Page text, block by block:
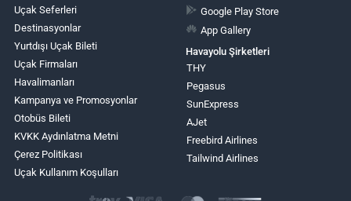
Uçak Seferleri
Destinasyonlar
Yurtdışı Uçak Bileti
Uçak Firmaları
Havalimanları
Kampanya ve Promosyonlar
Otobüs Bileti
KVKK Aydınlatma Metni
Çerez Politikası
Uçak Kullanım Koşulları
Google Play Store
App Gallery
Havayolu Şirketleri
THY
Pegasus
SunExpress
AJet
Freebird Airlines
Tailwind Airlines